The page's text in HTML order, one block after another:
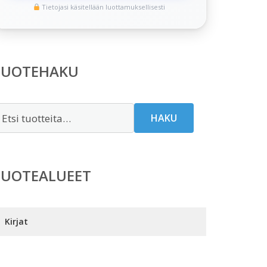
Tietojasi käsitellään luottamuksellisesti
HAKU
Kirjat